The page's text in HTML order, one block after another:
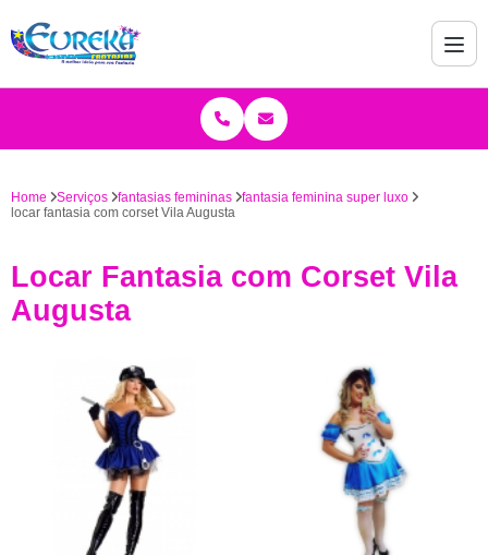
Home Serviços fantasias femininas
fantasia feminina super luxo
locar fantasia com corset Vila Augusta
Locar Fantasia com Corset Vila
Augusta